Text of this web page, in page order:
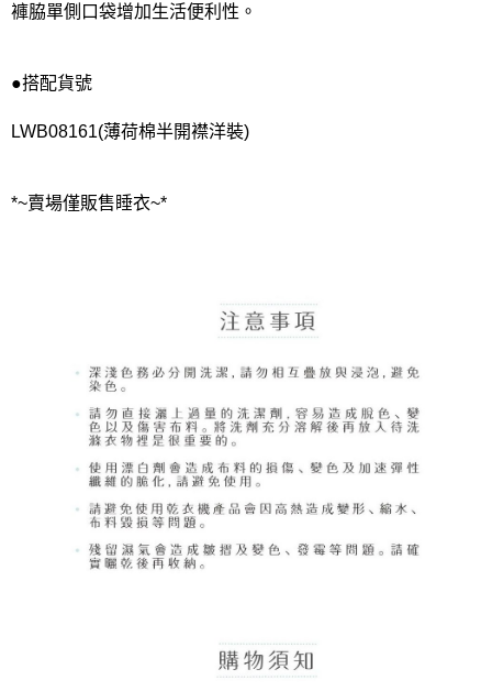
褲脇單側口袋增加生活便利性。
●搭配貨號
LWB08161(薄荷棉半開襟洋裝)
*~賣場僅販售睡衣~*